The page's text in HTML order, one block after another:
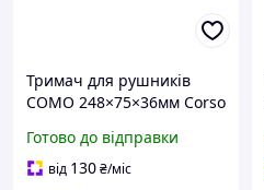
Тримач для рушників
COMO 248×75×36мм Corso
Готово до відправки
від 130₴/міс